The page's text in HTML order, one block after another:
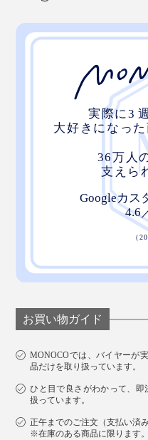
お買い物ガイド
MONOCOでは、バイヤーが
品だけを取り扱っています。
ひと目で良さがわかって、即
扱っています。
正午までのご注文（支払い済
※在庫のある商品に限ります。